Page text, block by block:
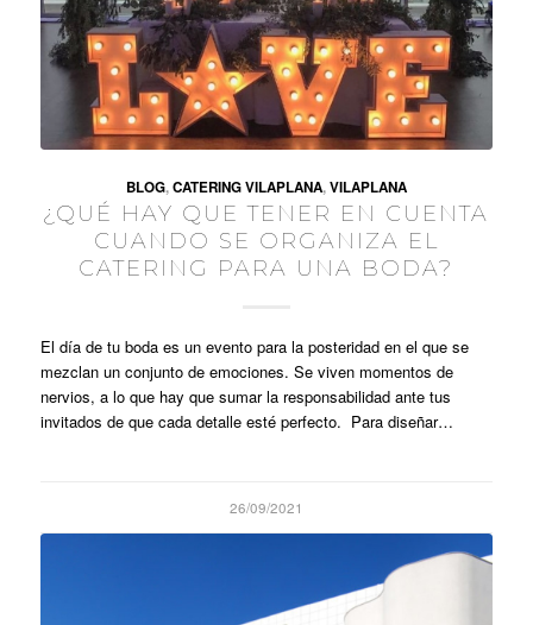
BLOG,CATERING VILAPLANA,VILAPLANA
¿QUÉ HAY QUE TENER EN CUENTA
CUANDO SE ORGANIZA EL
CATERING PARA UNA BODA?
El día de tu boda es un evento para la posteridad en el que se
mezclan un conjunto de emociones. Se viven momentos de
nervios, a lo que hay que sumar la responsabilidad ante tus
invitados de que cada detalle esté perfecto. Para diseñar…
26/09/2021